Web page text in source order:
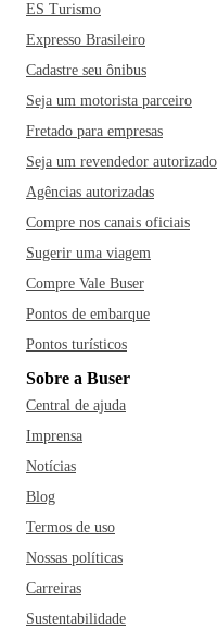
ES Turismo
Expresso Brasileiro
Cadastre seu ônibus
Seja um motorista parceiro
Fretado para empresas
Seja um revendedor autorizado
Agências autorizadas
Compre nos canais oficiais
Sugerir uma viagem
Compre Vale Buser
Pontos de embarque
Pontos turísticos
Sobre a Buser
Central de ajuda
Imprensa
Notícias
Blog
Termos de uso
Nossas políticas
Carreiras
Sustentabilidade